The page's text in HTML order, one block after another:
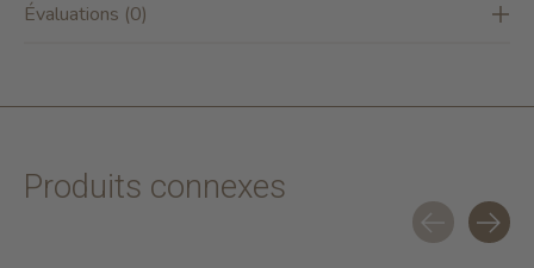
Évaluations (0)
Produits connexes